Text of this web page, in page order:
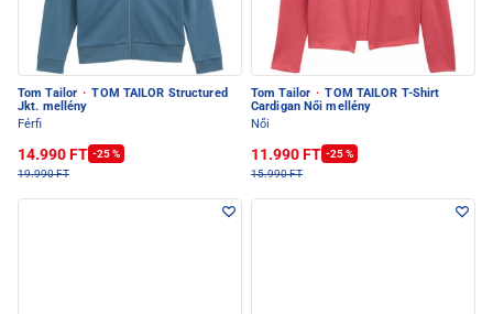
Tom Tailor · TOM TAILOR Structured
Jkt. mellény
Férfi
14.990 FT -25 %
19.990 FT
Tom Tailor · TOM TAILOR T-Shirt
Cardigan Női mellény
Női
11.990 FT -25 %
15.990 FT